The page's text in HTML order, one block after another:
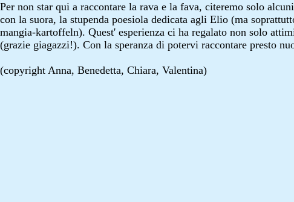
Per non star qui a raccontare la rava e la fava, citeremo solo
con la suora, la stupenda poesiola dedicata agli Elio (ma
mangia-kartoffeln). Quest' esperienza ci ha regalato non solo
(grazie giagazzi!). Con la speranza di potervi raccontare presto
(copyright Anna, Benedetta, Chiara, Valentina)